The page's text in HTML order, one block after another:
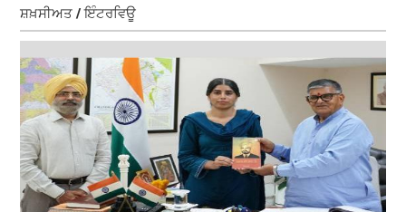
ਸ਼ਖ਼ਸੀਅਤ / ਇੰਟਰਵਿਊ